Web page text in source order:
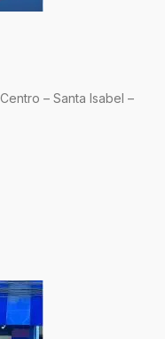
– Santa Isabel –